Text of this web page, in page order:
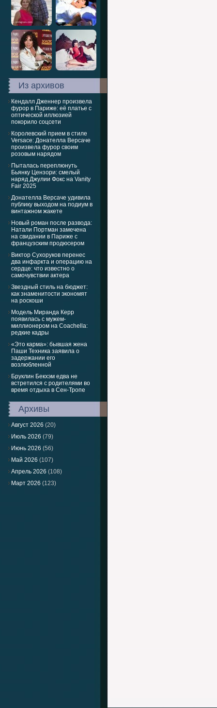
Из архивов
Кендалл Дженнер произвела
фурор в Париже: её платье с
оптической иллюзией
покорило соцсети
Королевский прием в стиле
Versace: Донателла Версаче
произвела фурор своим
розовым нарядом
Пыталась переплюнуть
Бьянку Цензори: смелый
наряд Джулии Фокс на Vanity
Fair 2025
Донателла Версаче удивила
публику выходом на подиум в
винтажном жакете
Новый роман после развода:
Натали Портман замечена
на свидании в Париже с
французским продюсером
Виктор Сухоруков перенес
два инфаркта и операцию на
сердце: что известно о
самочувствии актера
Звездный стиль на бюджет:
как знаменитости экономят
на роскоши
Модель Миранда Керр
появилась с мужем-
миллионером на Coachella:
редкие кадры
«Это карма»: бывшая жена
Паши Техника заявила о
задержании его
возлюбленной
Бруклин Бекхэм едва не
встретился с родителями во
время отдыха в Сен-Тропе
Архивы
Август 2026 (20)
Июль 2026 (79)
Июнь 2026 (56)
Май 2026 (107)
Апрель 2026 (108)
Март 2026 (123)